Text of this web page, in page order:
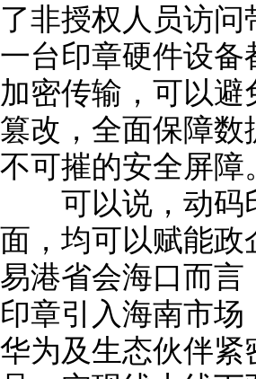
了非授权人员访
一台印章硬件设
加密传输，可以
篡改，全面保障
不可摧的安全屏障
可以说，动码
面，均可以赋能
易港省会海口而
印章引入海南市
华为及生态伙伴